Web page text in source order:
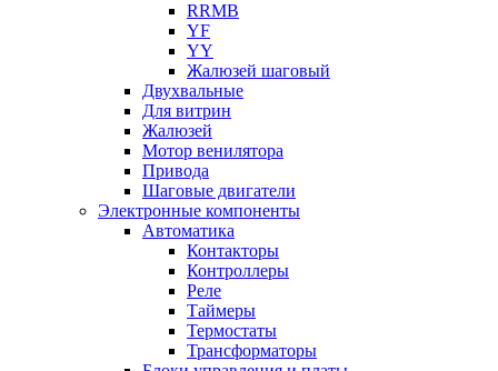
RRMB
YF
YY
Жалюзей шаговый
Двухвальные
Для витрин
Жалюзей
Мотор венилятора
Привода
Шаговые двигатели
Электронные компоненты
Автоматика
Контакторы
Контроллеры
Реле
Таймеры
Термостаты
Трансформаторы